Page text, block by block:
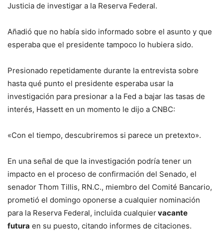
Justicia de investigar a la Reserva Federal.
Añadió que no había sido informado sobre el asunto y que
esperaba que el presidente tampoco lo hubiera sido.
Presionado repetidamente durante la entrevista sobre
hasta qué punto el presidente esperaba usar la
investigación para presionar a la Fed a bajar las tasas de
interés, Hassett en un momento le dijo a CNBC:
«Con el tiempo, descubriremos si parece un pretexto».
En una señal de que la investigación podría tener un
impacto en el proceso de confirmación del Senado, el
senador Thom Tillis, RN.C., miembro del Comité Bancario,
prometió el domingo oponerse a cualquier nominación
para la Reserva Federal, incluida cualquiervacante
futura en su puesto, citando informes de citaciones.